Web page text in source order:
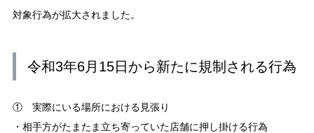
対象行為が拡大されました。
令和3年6月15日から新たに規制される行為
① 実際にいる場所における見張り
・相手方がたまたま立ち寄っていた店舗に押し掛ける行為